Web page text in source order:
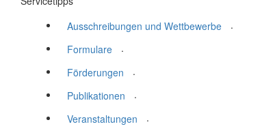
Ausschreibungen und Wettbewerbe
.
Formulare
.
Förderungen
.
Publikationen
.
Veranstaltungen
.